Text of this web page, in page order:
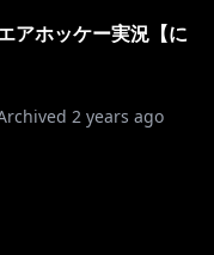
アホッケー実況【に
2 years ago